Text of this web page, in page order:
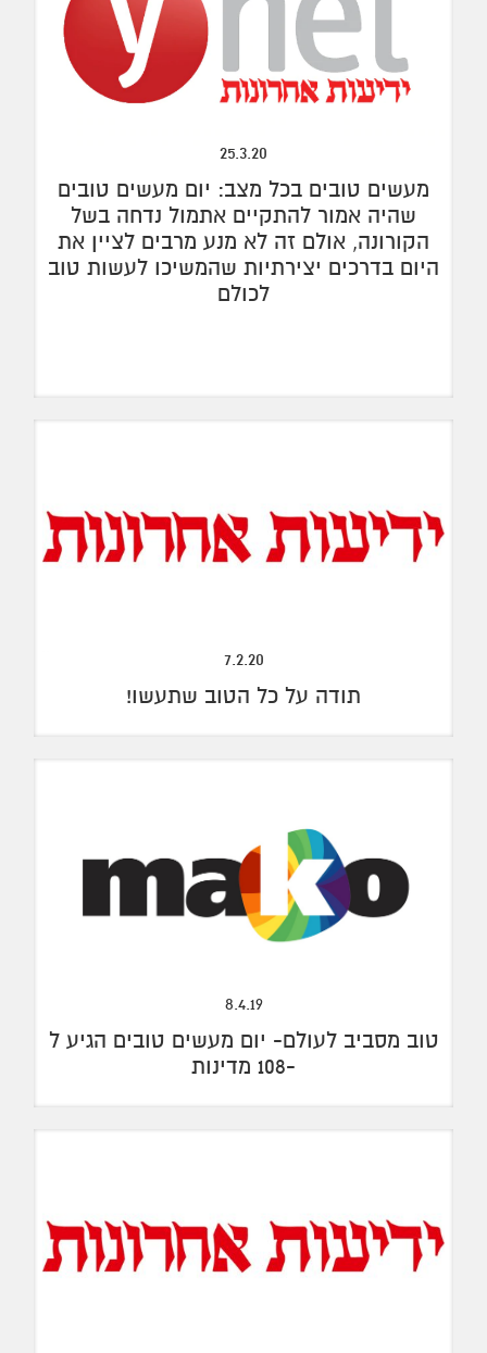
25.3.20
מעשים טובים בכל מצב: יום מעשים טובים
שהיה אמור להתקיים אתמול נדחה בשל
הקורונה, אולם זה לא מנע מרבים לציין את
היום בדרכים יצירתיות שהמשיכו לעשות טוב
לכולם
7.2.20
תודה על כל הטוב שתעשו!
8.4.19
טוב מסביב לעולם- יום מעשים טובים הגיע ל
-108 מדינות